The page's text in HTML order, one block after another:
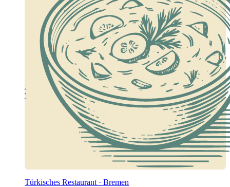
Türkisches Restaurant · Bremen